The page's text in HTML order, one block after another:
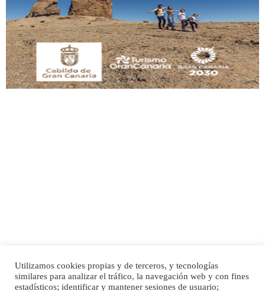
Este gato macho ha aparecido en la calle hace menos de un mes, es muy
manso y extremadamente cari...
Leales.org » Gran Canaria | 9.7.2025
SHIBA PERDIDO AVDA JOSE MESA Y LOPEZ
PERRO MACHO RAZA SHIBA CON MICROCHIP PERDIDO HOY 06/07/2025 ZONA
Utilizamos cookies propias y de terceros, y tecnologías
similares para analizar el tráfico, la navegación web y con fines
estadísticos; identificar y mantener sesiones de usuario;